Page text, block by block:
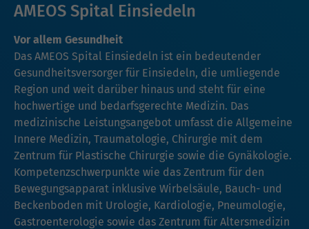
AMEOS Spital Einsiedeln
Vor allem Gesundheit
Das AMEOS Spital Einsiedeln ist ein bedeutender
Gesundheitsversorger für Einsiedeln, die umliegende
Region und weit darüber hinaus und steht für eine
hochwertige und bedarfsgerechte Medizin. Das
medizinische Leistungsangebot umfasst die Allgemeine
Innere Medizin, Traumatologie, Chirurgie mit dem
Zentrum für Plastische Chirurgie sowie die Gynäkologie.
Kompetenzschwerpunkte wie das Zentrum für den
Bewegungsapparat inklusive Wirbelsäule, Bauch- und
Beckenboden mit Urologie, Kardiologie, Pneumologie,
Gastroenterologie sowie das Zentrum für Altersmedizin